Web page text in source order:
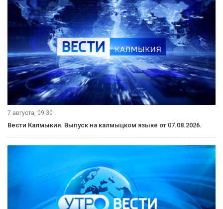
7 августа, 09:30
Вести Калмыкия. Выпуск на калмыцком языке от 07.08.2026.